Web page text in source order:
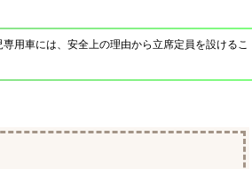
用車には、安全上の理由から立席定員を設けるこ